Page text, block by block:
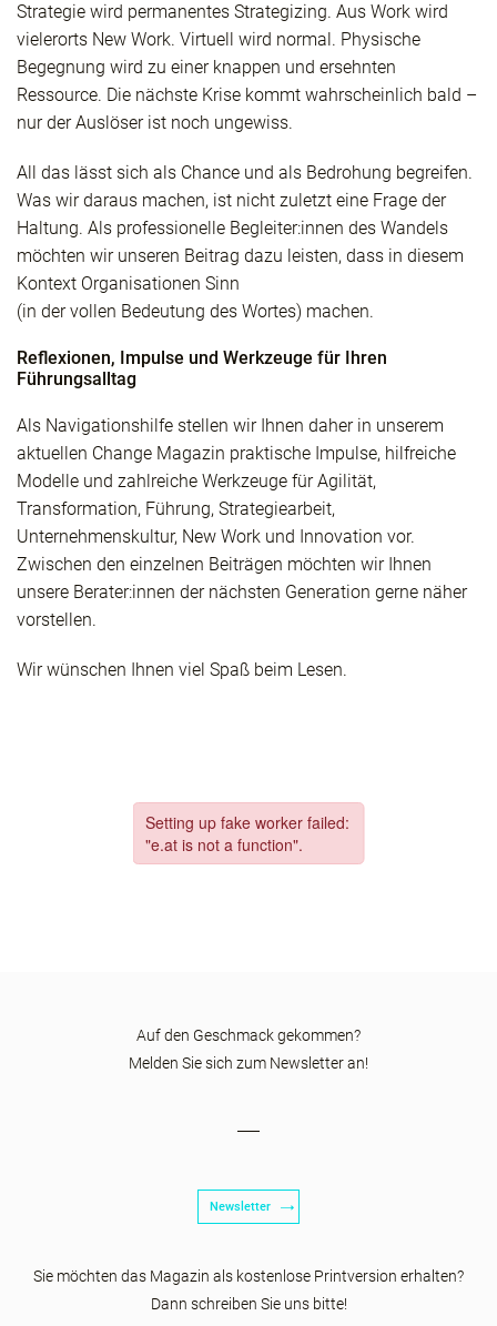
Strategie wird permanentes Strategizing. Aus Work wird
vielerorts New Work. Virtuell wird normal. Physische
Begegnung wird zu einer knappen und ersehnten
Ressource. Die nächste Krise kommt wahrscheinlich bald –
nur der Auslöser ist noch ungewiss.
All das lässt sich als Chance und als Bedrohung begreifen.
Was wir daraus machen, ist nicht zuletzt eine Frage der
Haltung. Als professionelle Begleiter:innen des Wandels
möchten wir unseren Beitrag dazu leisten, dass in diesem
Kontext Organisationen Sinn
(in der vollen Bedeutung des Wortes) machen.
Reflexionen, Impulse und Werkzeuge für Ihren
Führungsalltag
Als Navigationshilfe stellen wir Ihnen daher in unserem
aktuellen Change Magazin praktische Impulse, hilfreiche
Modelle und zahlreiche Werkzeuge für Agilität,
Transformation, Führung, Strategiearbeit,
Unternehmenskultur, New Work und Innovation vor.
Zwischen den einzelnen Beiträgen möchten wir Ihnen
unsere Berater:innen der nächsten Generation gerne näher
vorstellen.
Wir wünschen Ihnen viel Spaß beim Lesen.
Auf den Geschmack gekommen?
Melden Sie sich zum Newsletter an!
Newsletter
Sie möchten das Magazin als kostenlose Printversion erhalten?
Dann schreiben Sie uns bitte!